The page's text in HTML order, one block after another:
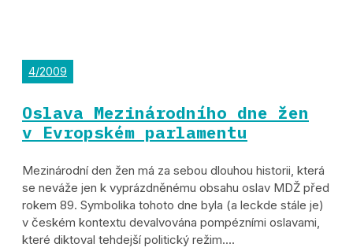
4/2009
Oslava Mezinárodního dne žen
v Evropském parlamentu
Mezinárodní den žen má za sebou dlouhou historii, která
se neváže jen k vyprázdněnému obsahu oslav MDŽ před
rokem 89. Symbolika tohoto dne byla (a leckde stále je)
v českém kontextu devalvována pompézními oslavami,
které diktoval tehdejší politický režim....